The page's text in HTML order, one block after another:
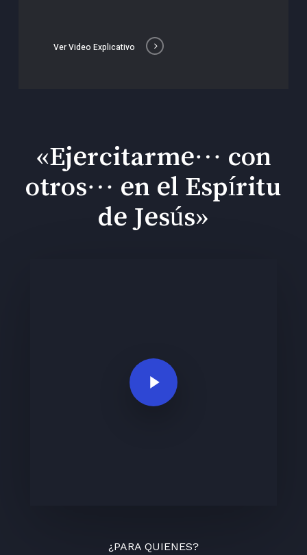
Ver Video Explicativo
«Ejercitarme… con
otros… en el Espíritu
de Jesús»
Play Video
¿PARA QUIENES?